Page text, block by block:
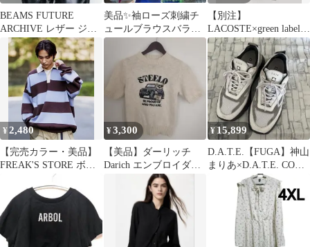
BEAMS FUTURE
ARCHIVE レザー ジッ
プ グローブ リアルレザ
ー
美品✨袖ローズ刺繍チ
ュールブラウスバラ刺
繍（オフホワイト）F
i.n.tフィント
【別注】
LACOSTE×green label
relaxing ポロドレス
¥2,480
【完売カラー・美品】
FREAK'S STORE ボー
ダー ニット ラガーシャ
¥3,300
【美品】ダーリッチ
Darich エンブロイダリ
ーDベアニットトップ
¥ 15,899
D.A.T.E.【FUGA】神山
まりあ×D.A.T.E. COOL